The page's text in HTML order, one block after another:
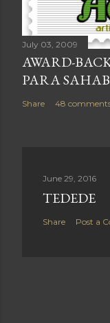
July 03, 2009
AWARD-
PARA
Share 48
June 29, 2016
TEDEDE
Share Post a